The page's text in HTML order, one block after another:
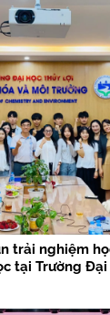
trải nghiệm
tại Trường